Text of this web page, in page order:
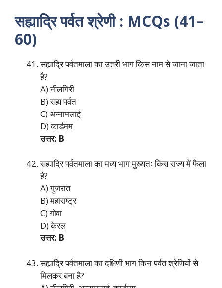
सह्याद्रि पर्वत श्रेणी : MCQs (41–
60)
सह्याद्रि पर्वतमाला का उत्तरी भाग किस नाम से जाना जाता
है?
A) नीलगिरी
B) सह्य पर्वत
C) अन्नामलाई
D) कार्डमम
उत्तर: B
सह्याद्रि पर्वतमाला का मध्य भाग मुख्यतः किस राज्य में फैला
है?
A) गुजरात
B) महाराष्ट्र
C) गोवा
D) केरल
उत्तर: B
सह्याद्रि पर्वतमाला का दक्षिणी भाग किन पर्वत श्रेणियों से
मिलकर बना है?